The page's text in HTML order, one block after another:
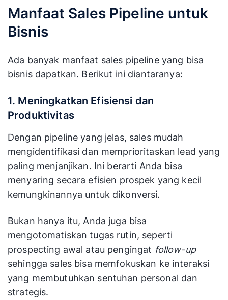
Bentuk Visual
Digambarkan
sebagai pipa
berurutan
corong
(kerucut
menyempit
dari atas ke
bawah
Pelacakan
Prospek atau
deal spesifik
di setiap tahap
bergerak
(atau gagal
tahap ke
Sifat Perubahan
Manajer dan
penjual dapat
memindahkan,
mengubah,
diubah
secara
langsung
Manfaat Sales Pipeline untuk
Bisnis
Ada banyak manfaat sales pipeline yang bisa
bisnis dapatkan. Berikut ini diantaranya:
1. Meningkatkan Efisiensi dan
Produktivitas
Dengan pipeline yang jelas, sales mudah
mengidentifikasi dan memprioritaskan lead yang
paling menjanjikan. Ini berarti Anda bisa
menyaring secara efisien prospek yang kecil
kemungkinannya untuk dikonversi.
Bukan hanya itu, Anda juga bisa
mengotomatiskan tugas rutin, seperti
prospecting awal atau pengingat follow-up
sehingga sales bisa memfokuskan ke interaksi
yang membutuhkan sentuhan personal dan
strategis.